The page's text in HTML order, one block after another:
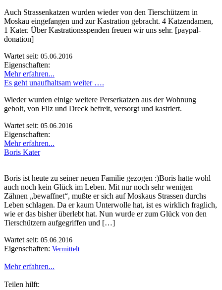
Auch Strassenkatzen wurden wieder von den Tierschützern in
Moskau eingefangen und zur Kastration gebracht. 4 Katzendamen,
1 Kater. Über Kastrationsspenden freuen wir uns sehr. [paypal-
donation]
Wartet seit: 05.06.2016
Eigenschaften:
Mehr erfahren...
Es geht unaufhaltsam weiter ….
Wieder wurden einige weitere Perserkatzen aus der Wohnung
geholt, von Filz und Dreck befreit, versorgt und kastriert.
Wartet seit: 05.06.2016
Eigenschaften:
Mehr erfahren...
Boris Kater
Boris ist heute zu seiner neuen Familie gezogen :)Boris hatte wohl
auch noch kein Glück im Leben. Mit nur noch sehr wenigen
Zähnen „bewaffnet“, mußte er sich auf Moskaus Strassen durchs
Leben schlagen. Da er kaum Unterwolle hat, ist es wirklich fraglich,
wie er das bisher überlebt hat. Nun wurde er zum Glück von den
Tierschützern aufgegriffen und […]
Wartet seit: 05.06.2016
Eigenschaften: Vermittelt
Mehr erfahren...
Teilen hilft: